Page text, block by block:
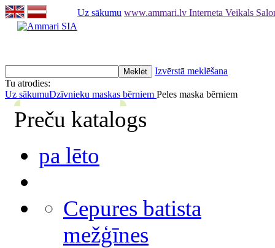
Uz sākumu www.ammari.lv Interneta Veikals
Izvērstā meklēšana
Tu atrodies:
Uz sākumuDzīvnieku maskas bērniem Peles maska bērniem
Preču katalogs
pa lēto
Cepures batista
mežģīnes